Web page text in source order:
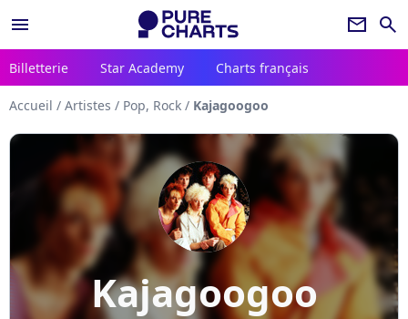
menu newsletter search
Billetterie Star Academy Charts français
Accueil / Artistes / Pop, Rock / Kajagoogoo
Kajagoogoo